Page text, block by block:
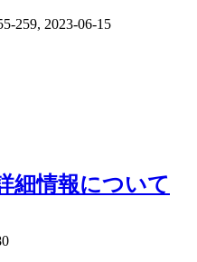
259, 2023-06-15
細情報について